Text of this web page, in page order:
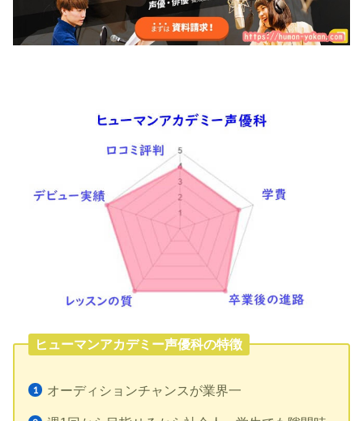
ヒューマンアカデミー声優科の特徴
オーディションチャンスが業界一